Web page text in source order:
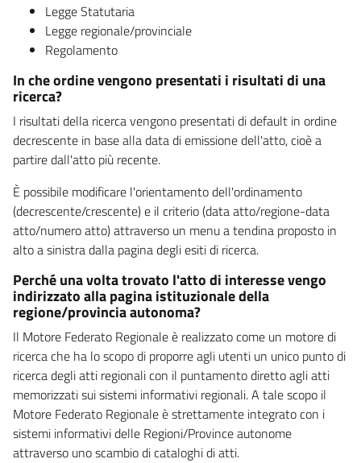
Legge Statutaria
Legge regionale/provinciale
Regolamento
In che ordine vengono presentati i risultati di una
ricerca?
I risultati della ricerca vengono presentati di default in ordine
decrescente in base alla data di emissione dell'atto, cioè a
partire dall'atto più recente.
È possibile modificare l'orientamento dell'ordinamento
(decrescente/crescente) e il criterio (data atto/regione-data
atto/numero atto) attraverso un menu a tendina proposto in
alto a sinistra dalla pagina degli esiti di ricerca.
Perché una volta trovato l'atto di interesse vengo
indirizzato alla pagina istituzionale della
regione/provincia autonoma?
Il Motore Federato Regionale è realizzato come un motore di
ricerca che ha lo scopo di proporre agli utenti un unico punto di
ricerca degli atti regionali con il puntamento diretto agli atti
memorizzati sui sistemi informativi regionali. A tale scopo il
Motore Federato Regionale è strettamente integrato con i
sistemi informativi delle Regioni/Province autonome
attraverso uno scambio di cataloghi di atti.